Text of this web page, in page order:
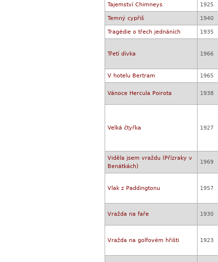
Tajemství Chimneys 1925
Temný cypřiš 1940
Tragédie o třech jednáních 1935
Třetí dívka 1966
V hotelu Bertram 1965
Vánoce Hercula Poirota 1938
Velká čtyřka 1927
Viděla jsem vraždu (Přízraky v
Benátkách)
1969
Vlak z Paddingtonu 1957
Vražda na faře 1930
Vražda na golfovém hřišti 1923